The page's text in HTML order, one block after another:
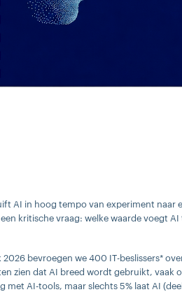
AI in hoog tempo van experiment naar
kritische vraag: welke waarde voegt
bevroegen we 400 IT-beslissers*
zien dat AI breed wordt gebruikt, vaak
met AI-tools, maar slechts 5% laat AI